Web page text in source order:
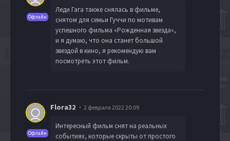
Офлайн
Леди Гага также снялась в фильме,
снятом для семьи Гуччи по мотивам
успешного фильма «Рожденная звезда»,
и я думаю, что она станет большой
звездой в кино, я рекомендую вам
посмотреть этот фильм.
Офлайн
Flora32 2 февраля 2022 20:09
Интересный фильм снят на реальных
событиях, которые скрыты от простого